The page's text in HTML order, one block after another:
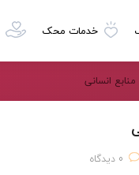
خدمات محک
انسانی
0 دیدگاه